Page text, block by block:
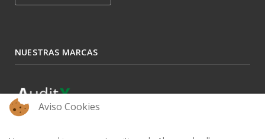
NUESTRAS MARCAS
Aviso Cookies